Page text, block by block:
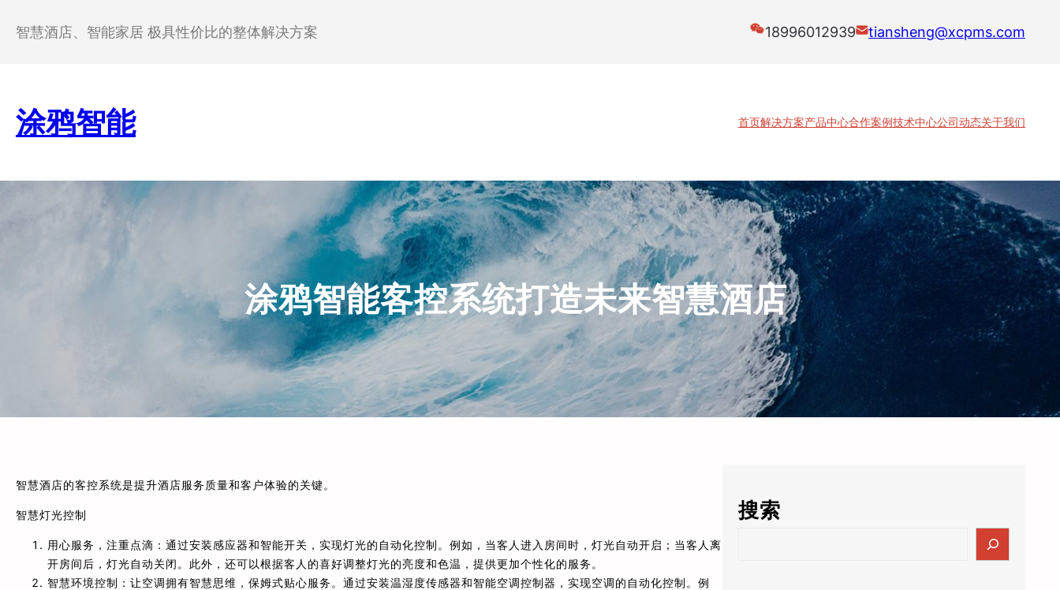
智慧酒店、智能家居 极具性价比的整体解决方案 18996012939 tiansheng@xcpms.com
涂鸦智能 首页解决方案产品中心合作案例技术中心公司动态关于我们
涂鸦智能客控系统打造未来智慧酒店
智慧酒店的客控系统是提升酒店服务质量和客户体验的关键。
智慧灯光控制
用心服务，注重点滴：通过安装感应器和智能开关，实现灯光的自动化控制。例如，当客人进入房间时，灯光自动开启；当客人离
开房间后，灯光自动关闭。此外，还可以根据客人的喜好调整灯光的亮度和色温，提供更加个性化的服务。
智慧环境控制：让空调拥有智慧思维，保姆式贴心服务。通过安装温湿度传感器和智能空调控制器，实现空调的自动化控制。例
搜索